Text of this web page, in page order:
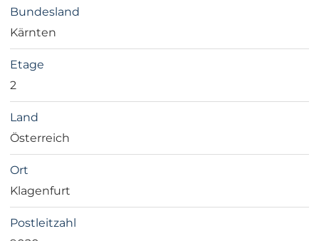
Bundesland
Kärnten
Etage
2
Land
Österreich
Ort
Klagenfurt
Postleitzahl